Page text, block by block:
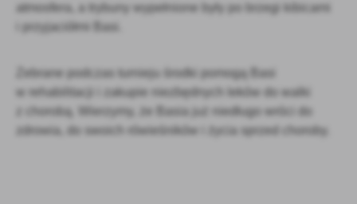
atmosfera, a trybuny wypełnione były po brzegi kibicami
i przyjaciółmi Basi.
Zebrane podczas turnieju środki pomogą Basi
w rehabilitacji i zakupie niezbędnych leków do walki
z chorobą. Wierzymy, że Basia już niedługo wróci do
zdrowia, do swoich rówieśników i życia sprzed choroby.